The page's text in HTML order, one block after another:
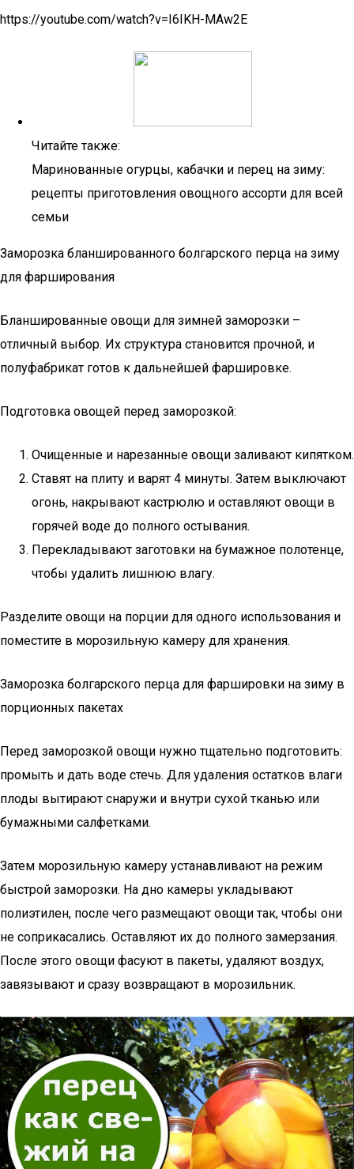
https://youtube.com/watch?v=I6IKH-MAw2E
Читайте также:
Маринованные огурцы, кабачки и перец на зиму:
рецепты приготовления овощного ассорти для всей
семьи
Заморозка бланшированного болгарского перца на зиму
для фарширования
Бланшированные овощи для зимней заморозки –
отличный выбор. Их структура становится прочной, и
полуфабрикат готов к дальнейшей фаршировке.
Подготовка овощей перед заморозкой:
Очищенные и нарезанные овощи заливают кипятком.
Ставят на плиту и варят 4 минуты. Затем выключают
огонь, накрывают кастрюлю и оставляют овощи в
горячей воде до полного остывания.
Перекладывают заготовки на бумажное полотенце,
чтобы удалить лишнюю влагу.
Разделите овощи на порции для одного использования и
поместите в морозильную камеру для хранения.
Заморозка болгарского перца для фаршировки на зиму в
порционных пакетах
Перед заморозкой овощи нужно тщательно подготовить:
промыть и дать воде стечь. Для удаления остатков влаги
плоды вытирают снаружи и внутри сухой тканью или
бумажными салфетками.
Затем морозильную камеру устанавливают на режим
быстрой заморозки. На дно камеры укладывают
полиэтилен, после чего размещают овощи так, чтобы они
не соприкасались. Оставляют их до полного замерзания.
После этого овощи фасуют в пакеты, удаляют воздух,
завязывают и сразу возвращают в морозильник.